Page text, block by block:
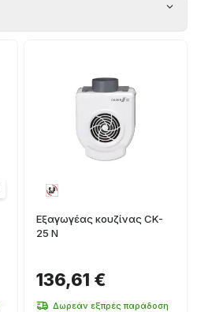
Εξαγωγέας κουζίνας CK-
25 N
136,61 €
Δωρεάν εξπρές παράδοση